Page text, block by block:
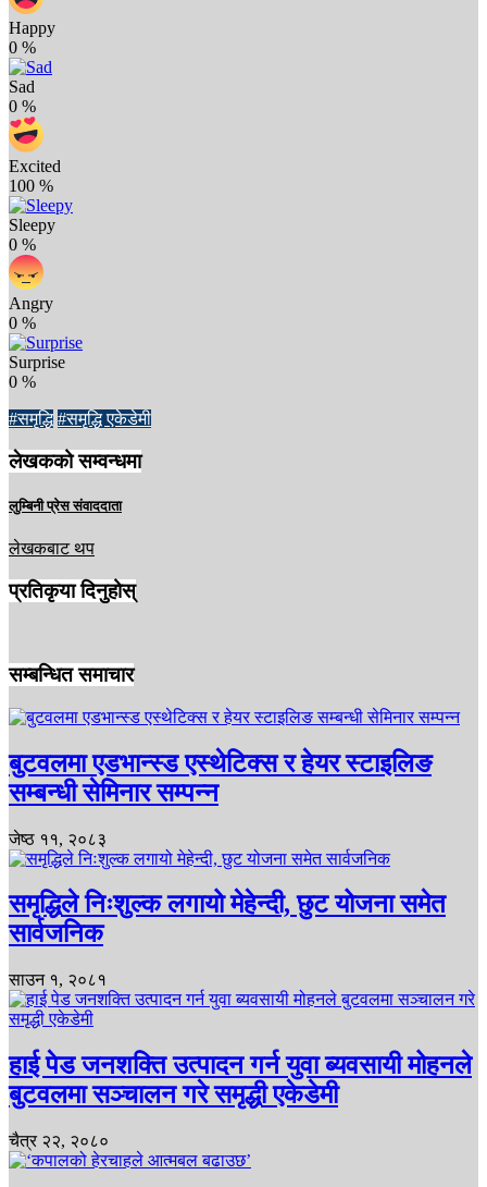
Happy
0 %
Sad
0 %
Excited
100 %
Sleepy
0 %
Angry
0 %
Surprise
0 %
#समृद्धि #समृद्धि एकेडेमी
लेखकको सम्वन्धमा
लुम्बिनी प्रेस संवाददाता
लेखकबाट थप
प्रतिकृया दिनुहोस्
सम्बन्धित समाचार
बुटवलमा एडभान्स्ड एस्थेटिक्स र हेयर स्टाइलिङ
सम्बन्धी सेमिनार सम्पन्न
जेष्ठ ११, २०८३
समृद्धिले निःशुल्क लगायो मेहेन्दी, छुट योजना समेत
सार्वजनिक
साउन १, २०८१
हाई पेड जनशक्ति उत्पादन गर्न युवा ब्यवसायी मोहनले
बुटवलमा सञ्चालन गरे समृद्धी एकेडेमी
चैत्र २२, २०८०